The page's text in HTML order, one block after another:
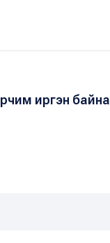
иргэн байна